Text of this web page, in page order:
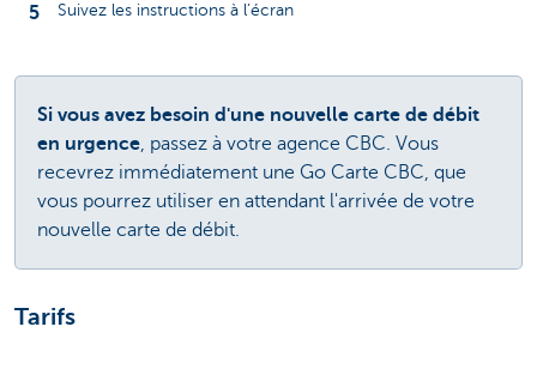
Suivez les instructions à l’écran
Si vous avez besoin d'une nouvelle carte de débit
en urgence, passez à votre agence CBC. Vous
recevrez immédiatement une Go Carte CBC, que
vous pourrez utiliser en attendant l'arrivée de votre
nouvelle carte de débit.
Tarifs